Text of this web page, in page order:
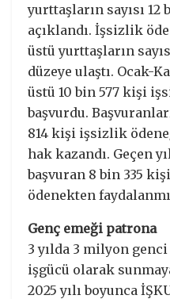
yurttaşların sayısı
açıklandı. İşsizlik
üstü yurttaşların
düzeye ulaştı. Ocak-
üstü 10 bin 577 kişi
başvurdu.
814 kişi işsizlik
hak kazandı. Geçen
başvuran 8 bin 335
ödenekten
Genç emeği patrona
3 yılda 3 milyon
işgücü olarak
2025 yılı boyunca